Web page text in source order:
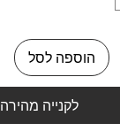
הוספה לסל
לקנייה מהירה